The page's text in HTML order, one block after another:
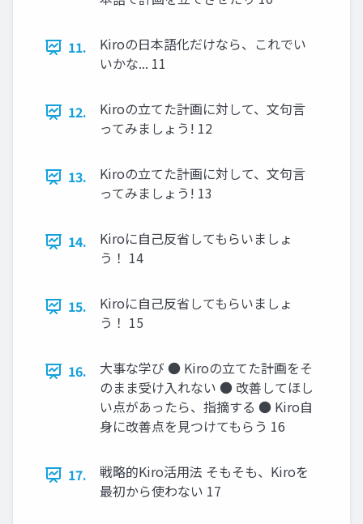
11.
Kiroの⽇本語化だけなら、これでい
いかな... 11
12.
Kiroの⽴てた計画に対して、⽂句⾔
ってみましょう! 12
13.
Kiroの⽴てた計画に対して、⽂句⾔
ってみましょう! 13
14.
Kiroに⾃⼰反省してもらいましょ
う！ 14
15.
Kiroに⾃⼰反省してもらいましょ
う！ 15
16.
⼤事な学び ● Kiroの⽴てた計画をそ
のまま受け⼊れない ● 改善してほし
い点があったら、指摘する ● Kiro⾃
⾝に改善点を⾒つけてもらう 16
17.
戦略的Kiro活⽤法 そもそも、Kiroを
最初から使わない 17